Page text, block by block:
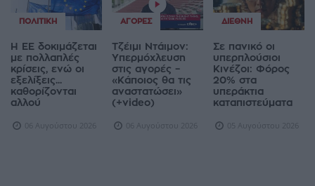
ΠΟΛΙΤΙΚΉ
Η ΕΕ δοκιμάζεται
με πολλαπλές
κρίσεις, ενώ οι
εξελίξεις...
καθορίζονται
αλλού
06 Αυγούστου 2026
ΑΓΟΡΈΣ
Τζέιμι Ντάιμον:
Υπερμόχλευση
στις αγορές –
«Κάποιος θα τις
αναστατώσει»
(+video)
06 Αυγούστου 2026
ΔΙΕΘΝΉ
Σε πανικό οι
υπερπλούσιοι
Κινέζοι: Φόρος
20% στα
υπεράκτια
καταπιστεύματα
05 Αυγούστου 2026